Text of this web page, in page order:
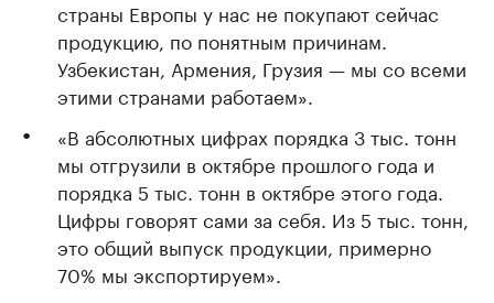
страны Европы у нас не покупают сейчас
продукцию, по понятным причинам.
Узбекистан, Армения, Грузия — мы со всеми
этими странами работаем».
«В абсолютных цифрах порядка 3 тыс. тонн
мы отгрузили в октябре прошлого года и
порядка 5 тыс. тонн в октябре этого года.
Цифры говорят сами за себя. Из 5 тыс. тонн,
это общий выпуск продукции, примерно
70% мы экспортируем».